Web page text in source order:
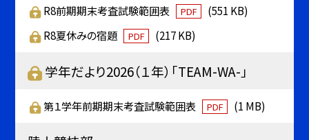
R8前期期末考査試験範囲表 PDF
(551 KB)
R8夏休みの宿題
PDF (217 KB)
学年だより2026（１年）「TEAM-WA-」
第１学年前期期末考査試験範囲表 PDF (1 MB)